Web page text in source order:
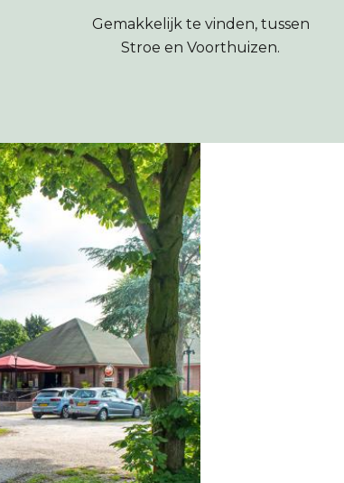
Gemakkelijk te vinden, tussen
Stroe en Voorthuizen.